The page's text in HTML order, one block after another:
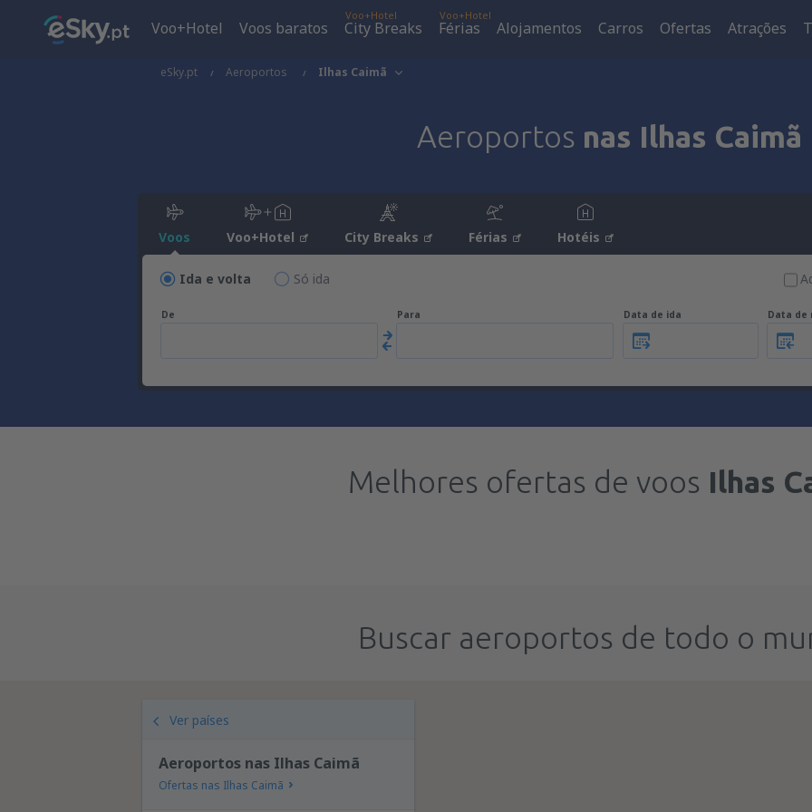
Voo+Hotel Voos baratos
Voo+Hotel
City Breaks
Voo+Hotel
Férias Alojamentos Carros Ofertas Atrações
eSky.pt Aeroportos Ilhas Caimã
Aeroportos nas Ilhas Caimã
Voos Voo+Hotel City Breaks Férias Hotéis
Ida e volta Só ida
De Para Data de ida Data de
Melhores ofertas de voos Ilhas
Buscar aeroportos de todo o
Ver países
Aeroportos nas Ilhas Caimã
Ofertas nas Ilhas Caimã